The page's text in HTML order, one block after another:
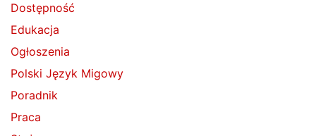
Dostępność
Edukacja
Ogłoszenia
Polski Język Migowy
Poradnik
Praca